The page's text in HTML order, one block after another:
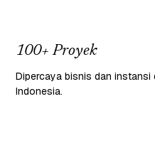
100+ Proyek
Dipercaya bisnis dan instansi
Indonesia.